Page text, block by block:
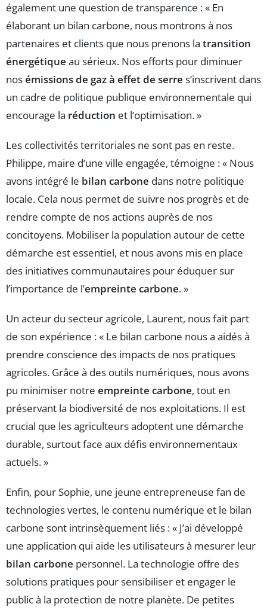
également une question de transparence : « En
élaborant un bilan carbone, nous montrons à nos
partenaires et clients que nous prenons la transition
énergétique au sérieux. Nos efforts pour diminuer
nosémissions de gaz à effet de serre s’inscrivent dans
un cadre de politique publique environnementale qui
encourage la réduction et l’optimisation. »
Les collectivités territoriales ne sont pas en reste.
Philippe, maire d’une ville engagée, témoigne : « Nous
avons intégré le bilan carbone dans notre politique
locale. Cela nous permet de suivre nos progrès et de
rendre compte de nos actions auprès de nos
concitoyens. Mobiliser la population autour de cette
démarche est essentiel, et nous avons mis en place
des initiatives communautaires pour éduquer sur
l’importance de l’empreinte carbone. »
Un acteur du secteur agricole, Laurent, nous fait part
de son expérience : « Le bilan carbone nous a aidés à
prendre conscience des impacts de nos pratiques
agricoles. Grâce à des outils numériques, nous avons
pu minimiser notre empreinte carbone, tout en
préservant la biodiversité de nos exploitations. Il est
crucial que les agriculteurs adoptent une démarche
durable, surtout face aux défis environnementaux
actuels. »
Enfin, pour Sophie, une jeune entrepreneuse fan de
technologies vertes, le contenu numérique et le bilan
carbone sont intrinsèquement liés : « J’ai développé
une application qui aide les utilisateurs à mesurer leur
bilan carbone personnel. La technologie offre des
solutions pratiques pour sensibiliser et engager le
public à la protection de notre planète. De petites